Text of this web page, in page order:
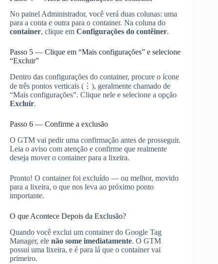
No painel Administrador, você verá duas colunas: uma
para a conta e outra para o container. Na coluna do
container, clique em Configurações do contêiner.
Passo 5 — Clique em “Mais configurações” e selecione
“Excluir”
Dentro das configurações do container, procure o ícone
de três pontos verticais (⋮), geralmente chamado de
“Mais configurações”. Clique nele e selecione a opção
Excluir.
Passo 6 — Confirme a exclusão
O GTM vai pedir uma confirmação antes de prosseguir.
Leia o aviso com atenção e confirme que realmente
deseja mover o container para a lixeira.
Pronto! O container foi excluído — ou melhor, movido
para a lixeira, o que nos leva ao próximo ponto
importante.
O que Acontece Depois da Exclusão?
Quando você exclui um container do Google Tag
Manager, ele não some imediatamente. O GTM
possui uma lixeira, e é para lá que o container vai
primeiro.